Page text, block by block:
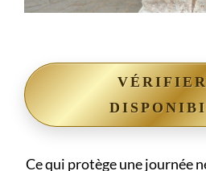
Ce qui protège une journée